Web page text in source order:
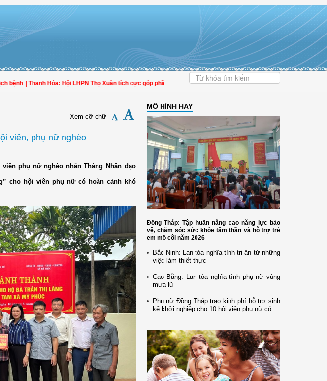
| Thanh Hóa: Hội LHPN Thọ Xuân tích cực góp phần nâng cao tỷ lệ người dân tham gia bảo hiểm y tế
Xem cỡ chữ
viên, phụ nữ nghèo
phụ nữ nghèo nhân Tháng Nhân đạo
cho hội viên phụ nữ có hoàn cảnh khó
MÔ HÌNH HAY
Đồng Tháp: Tập huấn nâng cao năng lực bảo
vệ, chăm sóc sức khỏe tâm thần và hỗ trợ trẻ
em mồ côi năm 2026
Bắc Ninh: Lan tỏa nghĩa tình tri ân từ những
việc làm thiết thực
Cao Bằng: Lan tỏa nghĩa tình phụ nữ vùng
mưa lũ
Phụ nữ Đồng Tháp trao kinh phí hỗ trợ sinh
kế khởi nghiệp cho 10 hội viên phụ nữ có...